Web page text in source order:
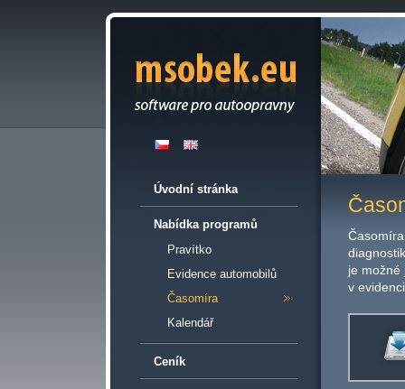
je možné
v
Úvodní stránka
Nabídka programů
Pravítko
Evidence automobilů
Časomíra
Kalendář
Ceník